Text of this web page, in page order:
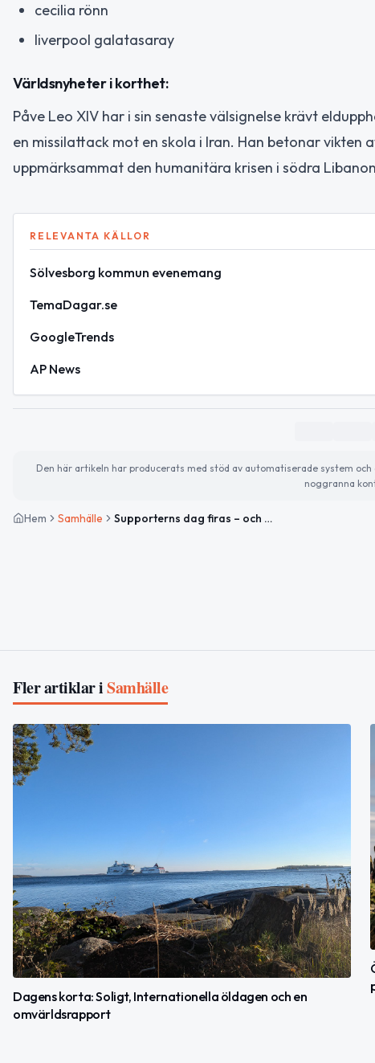
cecilia rönn
liverpool galatasaray
Världsnyheter i korthet:
Påve Leo XIV har i sin senaste välsignelse krävt
en missilattack mot en skola i Iran. Han betonar
uppmärksammat den humanitära krisen i södra
RELEVANTA KÄLLOR
Sölvesborg kommun evenemang
TemaDagar.se
GoogleTrends
AP News
Den här artikeln har producerats med stöd av automatiserade system
noggranna
Hem Samhälle Supporterns dag firas – och dagens väder i Sölvesborg
Fler artiklar iSamhälle
Dagens korta: Soligt, Internationella öldagen och en
omvärldsrapport